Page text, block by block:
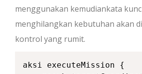
menggunakan kemudiankata
menghilangkan kebutuhan akan
kontrol yang rumit.
aksi executeMission {